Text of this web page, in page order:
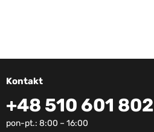
Kontakt
+48 510 601 802
pon-pt.: 8:00 – 16:00